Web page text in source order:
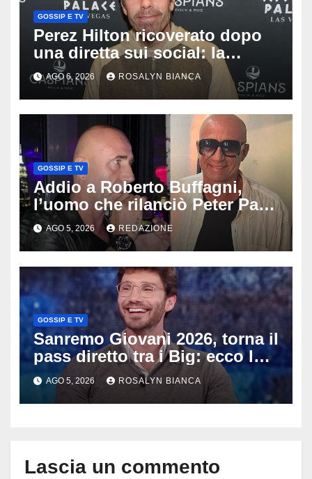
GOSSIP E TV
Perez Hilton ricoverato dopo
una diretta sui social: la
famiglia rompe il silenzio sulle
sue condizioni
AGO 6, 2026 ROSALYN BIANCA
GOSSIP E TV
Addio a Roberto Buffagni,
l’uomo che rilanciò Peter Pan
e Villa delle Rose: aveva 59
anni
AGO 5, 2026 REDAZIONE
GOSSIP E TV
Sanremo Giovani 2026, torna il
pass diretto tra i Big: ecco la
rivoluzione di Stefano De
Martino
AGO 5, 2026 ROSALYN BIANCA
Lascia un commento